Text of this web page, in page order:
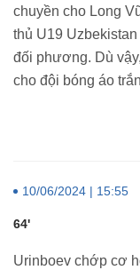
chuyền cho Long
thủ U19
đối phương. Dù
cho đội bóng áo
10/06/2024 | 15:55
64'
Urinboev chớp cơ